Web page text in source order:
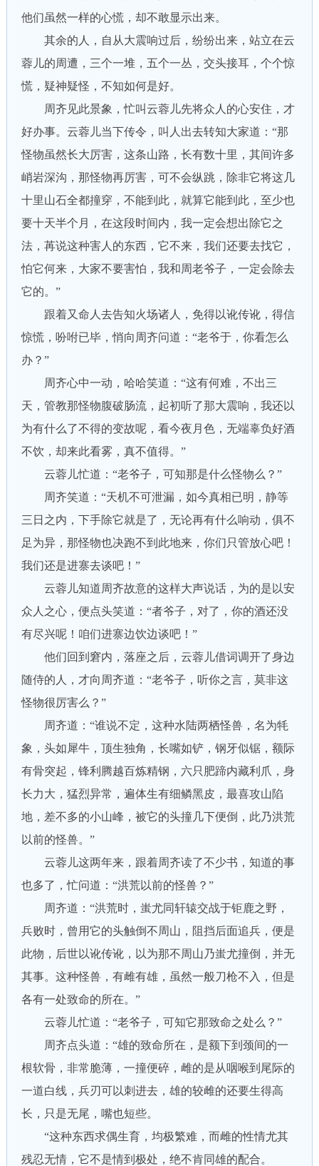
他们虽然一样的心慌，却不敢显示出来。
其余的人，自从大震响过后，纷纷出来，站立在云
蓉儿的周遭，三个一堆，五个一丛，交头接耳，个个惊
慌，疑神疑怪，不知如何是好。
周齐见此景象，忙叫云蓉儿先将众人的心安住，才
好办事。云蓉儿当下传令，叫人出去转知大家道：“那
怪物虽然长大厉害，这条山路，长有数十里，其间许多
峭岩深沟，那怪物再厉害，可不会纵跳，除非它将这几
十里山石全都撞穿，不能到此，就算它能到此，至少也
要十天半个月，在这段时间内，我一定会想出除它之
法，苒说这种害人的东西，它不来，我们还要去找它，
怕它何来，大家不要害怕，我和周老爷子，一定会除去
它的。”
跟着又命人去告知火场诸人，免得以讹传讹，得信
惊慌，吩咐已毕，悄向周齐问道：“老爷于，你看怎么
办？”
周齐心中一动，哈哈笑道：“这有何难，不出三
天，管教那怪物腹破肠流，起初听了那大震响，我还以
为有什么了不得的变故呢，看今夜月色，无端辜负好酒
不饮，却来此看雾，真不值得。”
云蓉儿忙道：“老爷子，可知那是什么怪物么？”
周齐笑道：“天机不可泄漏，如今真相已明，静等
三日之内，下手除它就是了，无论再有什么响动，俱不
足为异，那怪物也决跑不到此地来，你们只管放心吧！
我们还是进寨去谈吧！”
云蓉儿知道周齐故意的这样大声说话，为的是以安
众人之心，便点头笑道：“者爷子，对了，你的酒还没
有尽兴呢！咱们进寨边饮边谈吧！”
他们回到窘内，落座之后，云蓉儿借词调开了身边
随侍的人，才向周齐道：“老爷子，听你之言，莫非这
怪物很厉害么？”
周齐道：“谁说不定，这种水陆两栖怪兽，名为牦
象，头如犀牛，顶生独角，长嘴如铲，钢牙似锯，额际
有骨突起，锋利腾越百炼精钢，六只肥蹄内藏利爪，身
长力大，猛烈异常，遍体生有细鳞黑皮，最喜攻山陷
地，差不多的小山峰，被它的头撞几下便倒，此乃洪荒
以前的怪兽。”
云蓉儿这两年来，跟着周齐读了不少书，知道的事
也多了，忙问道：“洪荒以前的怪兽？”
周齐道：“洪荒时，蚩尤同轩辕交战于钜鹿之野，
兵败时，曾用它的头触倒不周山，阻挡后面追兵，便是
此物，后世以讹传讹，以为那不周山乃蚩尤撞倒，并无
其事。这种怪兽，有雌有雄，虽然一般刀枪不入，但是
各有一处致命的所在。”
云蓉儿忙道：“老爷子，可知它那致命之处么？”
周齐点头道：“雄的致命所在，是额下到颈间的一
根软骨，非常脆薄，一撞便碎，雌的是从咽喉到尾际的
一道白线，兵刃可以刺进去，雄的较雌的还要生得高
长，只是无尾，嘴也短些。
“这种东西求偶生育，均极繁难，而雌的性情尤其
残忍无情，它不是情到极处，绝不肯同雄的配合。